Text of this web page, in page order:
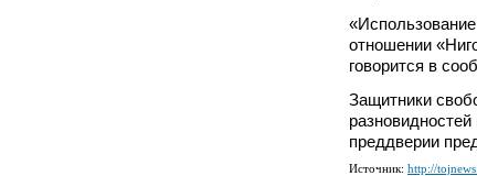
отношении
говорится в
Защитники
преддверии
Источник: http://